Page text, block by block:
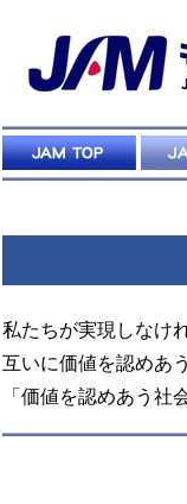
私たちが実現しなけ
互いに価値を認めあ
「価値を認めあう社